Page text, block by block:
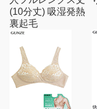
(10分丈) 吸湿発熱
裏起毛